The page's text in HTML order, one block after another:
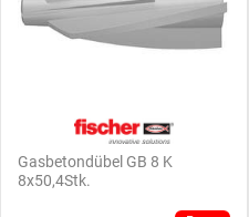
Gasbetondübel GB 8 K
8x50,4Stk.